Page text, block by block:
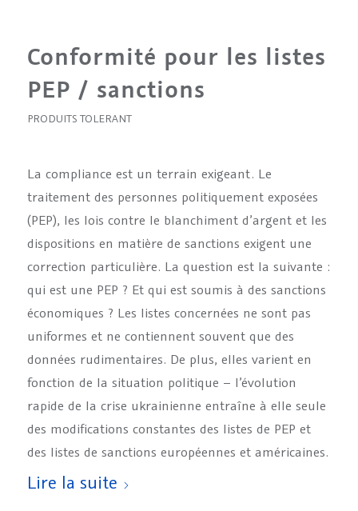
Conformité pour les listes
PEP / sanctions
PRODUITS TOLERANT
La compliance est un terrain exigeant. Le
traitement des personnes politiquement exposées
(PEP), les lois contre le blanchiment d’argent et les
dispositions en matière de sanctions exigent une
correction particulière. La question est la suivante :
qui est une PEP ? Et qui est soumis à des sanctions
économiques ? Les listes concernées ne sont pas
uniformes et ne contiennent souvent que des
données rudimentaires. De plus, elles varient en
fonction de la situation politique – l’évolution
rapide de la crise ukrainienne entraîne à elle seule
des modifications constantes des listes de PEP et
des listes de sanctions européennes et américaines.
Lire la suite